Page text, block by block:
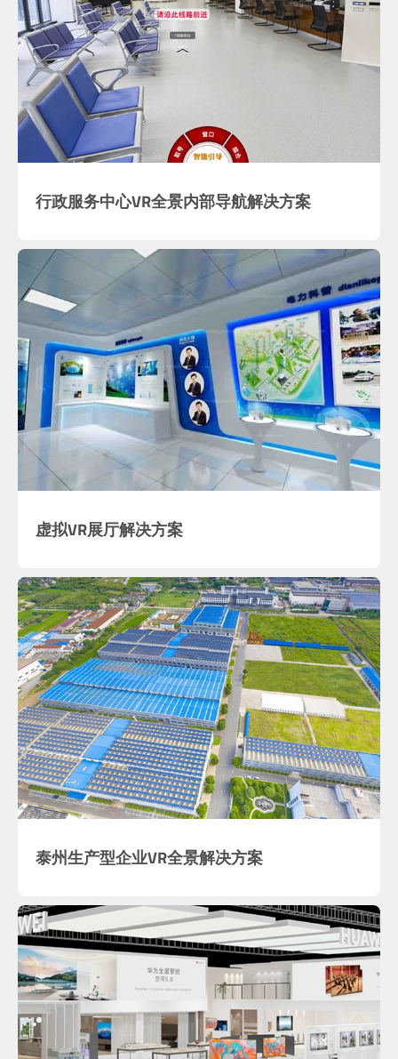
行政服务中心VR全景内部导航解决方案
虚拟VR展厅解决方案
泰州生产型企业VR全景解决方案